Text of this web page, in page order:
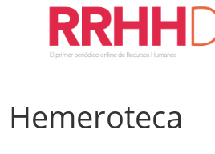
Hemeroteca